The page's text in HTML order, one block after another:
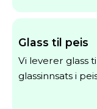
Glass til peis
Vi leverer glass
glassinnsats i